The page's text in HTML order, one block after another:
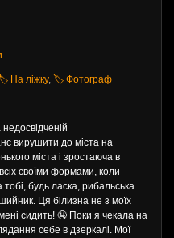
На ліжку, 🏷️ Фотограф
вирушити до міста на
міста і зростаюча в
своїми формами, коли
будь ласка, рибальська
Ця білизна не з моїх
сидить! 🤤 Поки я чекала на
себе в дзеркалі. Мої